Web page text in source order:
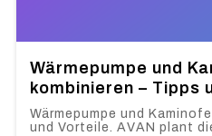
Wärmepumpe und
kombinieren – Tipps
Wärmepumpe und
und Vorteile. AVAN plant